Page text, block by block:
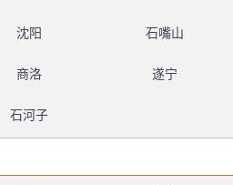
沈阳 石嘴山
商洛 遂宁
石河子